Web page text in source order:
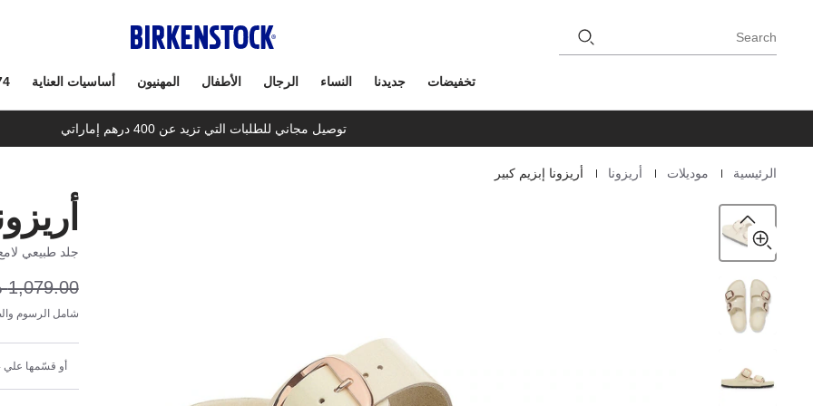
Search
تخفيضات جديدنا النساء الرجال الأطفال المهنيون أساسيات العناية
توصيل مجاني للطلبات التي تزيد عن 400 درهم إماراتي
Homepage الرئيسية موديلات أريزونا أريزونا إبزيم كبير
جلد طبيعي
1,079.00 د.إ
شامل الرسوم
أو قسّمها علي 4 دفعات شهرية بقيمة 161.85 د.إ